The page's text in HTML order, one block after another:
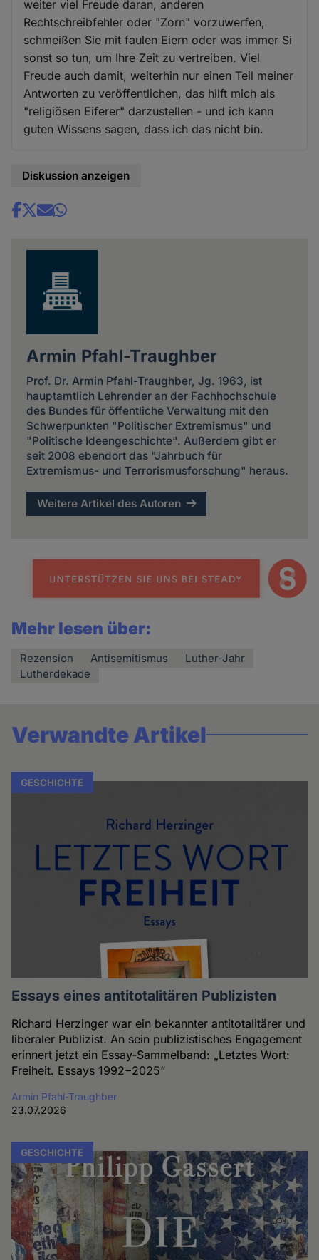
weiter viel Freude daran, anderen
Rechtschreibfehler oder "Zorn" vorzuwerfen,
schmeißen Sie mit faulen Eiern oder was immer Si
sonst so tun, um Ihre Zeit zu vertreiben. Viel
Freude auch damit, weiterhin nur einen Teil meiner
Antworten zu veröffentlichen, das hilft mich als
"religiösen Eiferer" darzustellen - und ich kann
guten Wissens sagen, dass ich das nicht bin.
Diskussion anzeigen
Share
Armin Pfahl-Traughber
Prof. Dr. Armin Pfahl-Traughber, Jg. 1963, ist
hauptamtlich Lehrender an der Fachhochschule
des Bundes für öffentliche Verwaltung mit den
Schwerpunkten "Politischer Extremismus" und
"Politische Ideengeschichte". Außerdem gibt er
seit 2008 ebendort das "Jahrbuch für
Extremismus- und Terrorismusforschung" heraus.
Weitere Artikel des Autoren
Mehr lesen über:
Rezension Antisemitismus
Luther-Jahr
Lutherdekade
Verwandte Artikel
GESCHICHTE
Essays eines antitotalitären Publizisten
Richard Herzinger war ein bekannter antitotalitärer und
liberaler Publizist. An sein publizistisches Engagement
erinnert jetzt ein Essay-Sammelband: „Letztes Wort:
Freiheit. Essays 1992−2025“
Armin Pfahl-Traughber
23.07.2026
GESCHICHTE